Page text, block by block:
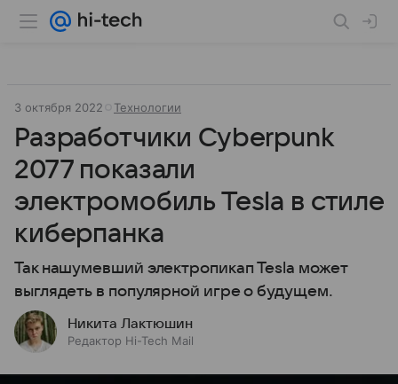
3 октября 2022 Технологии
Разработчики Cyberpunk
2077 показали
электромобиль Tesla в стиле
киберпанка
Так нашумевший электропикап Tesla может
выглядеть в популярной игре о будущем.
Никита Лактюшин
Редактор Hi-Tech Mail